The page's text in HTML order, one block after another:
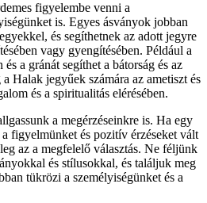
figyelembe venni a
is. Egyes ásványok jobban
és segíthetnek az adott jegyre
vagy gyengítésében. Például a
a gránát segíthet a bátorság és az
Halak jegyűek számára az ametiszt és
és a spiritualitás elérésében.
a megérzéseinkre is. Ha egy
figyelmünket és pozitív érzéseket vált
az a megfelelő választás. Ne féljünk
és stílusokkal, és találjuk meg
tükrözi a személyiségünket és a